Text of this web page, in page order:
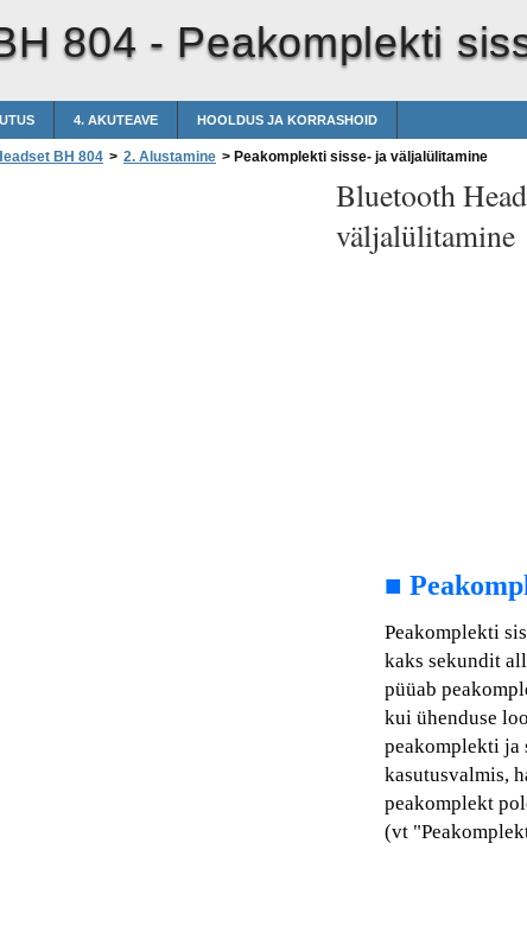
804 - Peakomplekti
4. AKUTEAVE HOOLDUS JA KORRASHOID
BH 804 > 2. Alustamine > Peakomplekti sisse- ja väljalülitamine
Bluetooth
väljalülitamine
■
Peakomplekti
kaks sekundit
püüab
kui ühenduse
peakomplekti ja
kasutusvalmis,
peakomplekt
(vt